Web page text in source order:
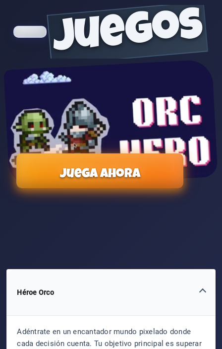
juegos
Juega ahora
Héroe Orco
Adéntrate en un encantador mundo pixelado donde
cada decisión cuenta. Tu objetivo principal es superar